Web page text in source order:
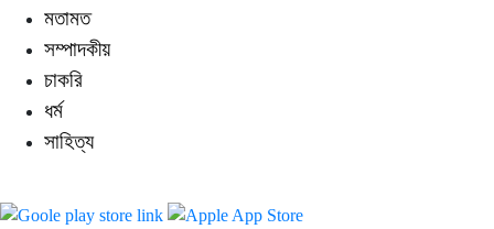
মতামত
সম্পাদকীয়
চাকরি
ধর্ম
সাহিত্য